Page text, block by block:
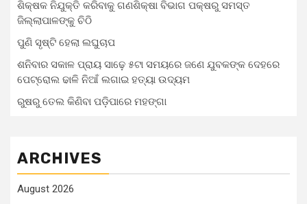
ଶିକ୍ଷକ ନିଯୁକ୍ତି କରିବାକୁ ଗଣଶିକ୍ଷା ବିଭାଗ ପକ୍ଷରୁ ସମସ୍ତ
ଜିଲ୍ଲାପାଳଙ୍କୁ ଚିଠି
ପୁଣି ସୃଷ୍ଟି ହେଲା ଲଘୁଚାପ
ଶନିବାର ସକାଳ ପ୍ରାୟ ସାଢ଼େ ୫ଟା ସମୟରେ ଜଣେ ଯୁବକଙ୍କ ଦେହରେ
ପେଟ୍ରୋଲ ଢାଳି ନିଆଁ ଲଗାଇ ହତ୍ୟା ଉଦ୍ୟମ
ରୁଷରୁ ତେଲ କିଣିବା ପଡ଼ିପାରେ ମହଙ୍ଗା
ARCHIVES
August 2026